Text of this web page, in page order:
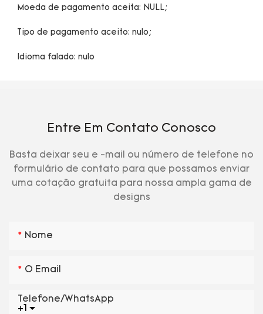
Entre Em Contato Conosco
Basta deixar seu e -mail ou número de telefone no
formulário de contato para que possamos enviar
uma cotação gratuita para nossa ampla gama de
designs
Nome
O Email
+1
Telefone/WhatsApp